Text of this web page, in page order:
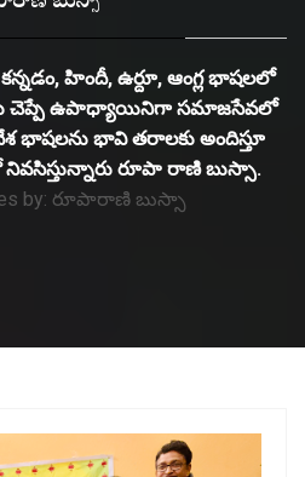
హిందీ, ఉర్దూ, ఆంగ్ల భాషలలో
చెప్పే ఉపాధ్యాయినిగా సమాజసేవలో
భాషలను భావి తరాలకు అందిస్తూ
రూపా రాణి బుస్సా.
by: రూపారాణి బుస్సా